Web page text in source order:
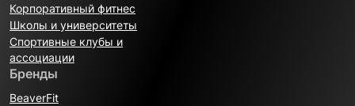
Корпоративный фитнес
Школы и университеты
Спортивные клубы и
ассоциации
Бренды
BeaverFit